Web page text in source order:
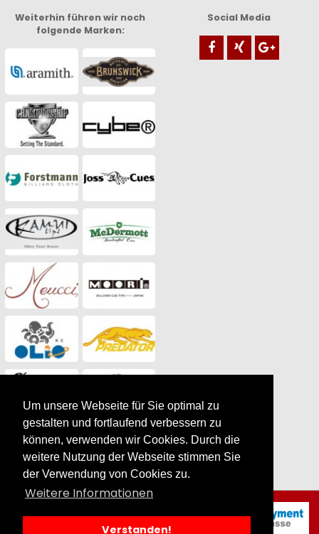
Um unsere Webseite für Sie optimal zu
gestalten und fortlaufend verbessern zu
können, verwenden wir Cookies. Durch die
weitere Nutzung der Webseite stimmen Sie
der Verwendung von Cookies zu.
Weitere Informationen
Verstanden!
Weiterhin führen wir noch
folgende Marken:
Social Media